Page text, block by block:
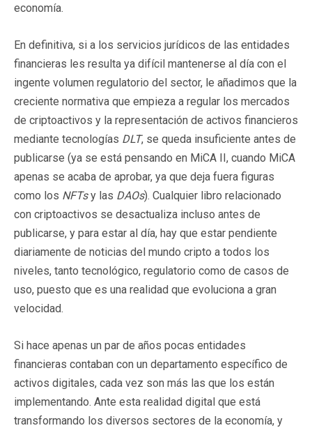
economía.
En definitiva, si a los servicios jurídicos de las entidades
financieras les resulta ya difícil mantenerse al día con el
ingente volumen regulatorio del sector, le añadimos que la
creciente normativa que empieza a regular los mercados
de criptoactivos y la representación de activos financieros
mediante tecnologías DLT, se queda insuficiente antes de
publicarse (ya se está pensando en MiCA II, cuando MiCA
apenas se acaba de aprobar, ya que deja fuera figuras
como los NFTsy las DAOs). Cualquier libro relacionado
con criptoactivos se desactualiza incluso antes de
publicarse, y para estar al día, hay que estar pendiente
diariamente de noticias del mundo cripto a todos los
niveles, tanto tecnológico, regulatorio como de casos de
uso, puesto que es una realidad que evoluciona a gran
velocidad.
Si hace apenas un par de años pocas entidades
financieras contaban con un departamento específico de
activos digitales, cada vez son más las que los están
implementando. Ante esta realidad digital que está
transformando los diversos sectores de la economía, y